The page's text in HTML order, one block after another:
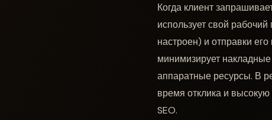
Когда клиент
использует свой
настроен) и отправки
минимизирует
аппаратные ресурсы. В
время отклика и высокую
SEO.